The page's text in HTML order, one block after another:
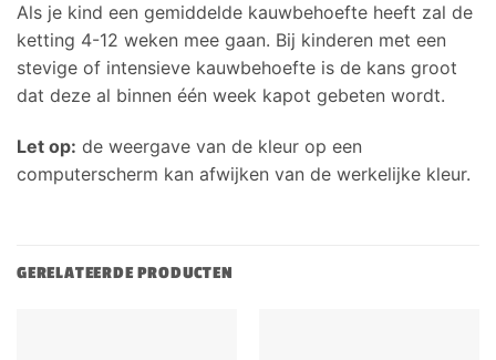
Als je kind een gemiddelde kauwbehoefte heeft zal de
ketting 4-12 weken mee gaan. Bij kinderen met een
stevige of intensieve kauwbehoefte is de kans groot
dat deze al binnen één week kapot gebeten wordt.
Let op: de weergave van de kleur op een
computerscherm kan afwijken van de werkelijke kleur.
GERELATEERDE PRODUCTEN